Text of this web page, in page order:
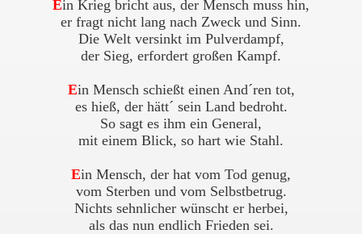
Ein Krieg bricht aus, der Mensch muss hin,
er fragt nicht lang nach Zweck und Sinn.
Die Welt versinkt im Pulverdampf,
der Sieg, erfordert großen Kampf.
Ein Mensch schießt einen And´ren tot,
es hieß, der hätt´ sein Land bedroht.
So sagt es ihm ein General,
mit einem Blick, so hart wie Stahl.
Ein Mensch, der hat vom Tod genug,
vom Sterben und vom Selbstbetrug.
Nichts sehnlicher wünscht er herbei,
als das nun endlich Frieden sei.